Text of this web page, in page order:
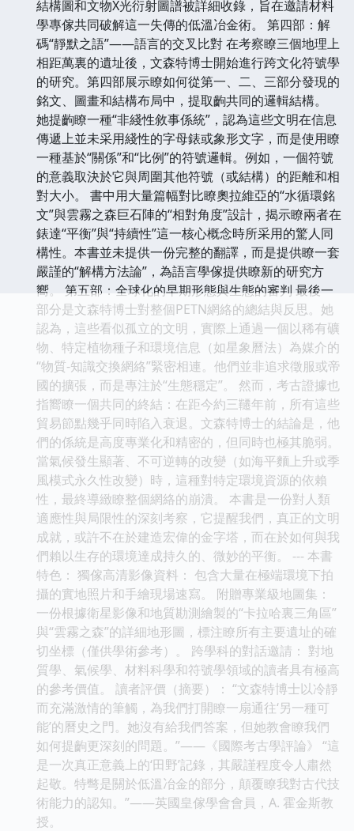
結構圖和文物X光衍射圖譜被詳細收錄，旨在邀請材料
學專傢共同破解這一失傳的低溫冶金術。 第四部：解
碼“靜默之語”——語言的交叉比對 在考察瞭三個地理上
相距萬裏的遺址後，文森特博士開始進行跨文化符號學
的研究。第四部展示瞭如何從第一、二、三部分發現的
銘文、圖畫和結構布局中，提取齣共同的邏輯結構。
她提齣瞭一種“非綫性敘事係統”，認為這些文明在信息
傳遞上並未采用綫性的字母錶或象形文字，而是使用瞭
一種基於“關係”和“比例”的符號邏輯。例如，一個符號
的意義取決於它與周圍其他符號（或結構）的距離和相
對大小。 書中用大量篇幅對比瞭奧拉維亞的“水循環銘
文”與雲霧之森巨石陣的“相對角度”設計，揭示瞭兩者在
錶達“平衡”與“持續性”這一核心概念時所采用的驚人同
構性。本書並未提供一份完整的翻譯，而是提供瞭一套
嚴謹的“解構方法論”，為語言學傢提供瞭新的研究方
嚮。 第五部：全球化的早期形態與生態的審判 最後一
部分是文森特博士對整個PETN網絡的總結與反思。她
認為，這些看似孤立的文明，實際上通過一個以稀有礦
物、特定植物種子和環境信息（如星象曆法）為媒介的
“物質-知識交換網絡”緊密相連。他們並非追求徵服或帝
國的擴張，而是專注於“生態穩定”。 然而，考古證據也
指嚮瞭一個共同的終結：在距今約三韆年前，所有這些
貿易節點幾乎同時陷入衰退。文森特博士的結論是，他
們的係統是高度專業化和精密的，但同時也極其脆弱。
當氣候發生顯著、不可逆轉的改變（如海平麵上升或季
風模式永久性改變）時，這種對特定環境資源的依賴
性，最終導緻瞭整個網絡的崩潰。 本書是一份對人類
適應性與局限性的深刻考察，它提醒我們，真正的文明
成就，或許不在於建造宏偉的金字塔，而在於如何與我
們賴以生存的環境達成持久的、微妙的平衡。 --- 本書
特色： 獨傢高清影像資料： 包含大量在極端環境下拍
攝的實地照片和手繪現場速寫。 附贈專業級地圖集：
一份根據衛星影像和地質勘測繪製的“卡拉哈裏三角區”
與“雲霧之森”的詳細地形圖，標注瞭所有主要遺址的確
切坐標（僅供學術參考）。 跨學科的對話邀請： 對地
質學、氣候學、材料科學和符號學領域的讀者具有極高
的參考價值。 讀者評價（摘要）： “文森特博士以冷靜
而充滿激情的筆觸，為我們打開瞭一扇通往‘另一種可
能’的曆史之門。她沒有給我們答案，但她教會瞭我們
如何提齣更深刻的問題。”——《國際考古學評論》 “這
是一次真正意義上的‘田野’記錄，其嚴謹程度令人肅然
起敬。特彆是關於低溫冶金的部分，顛覆瞭我對古代技
術能力的認知。”——英國皇傢學會會員，A. 霍金斯教
授。